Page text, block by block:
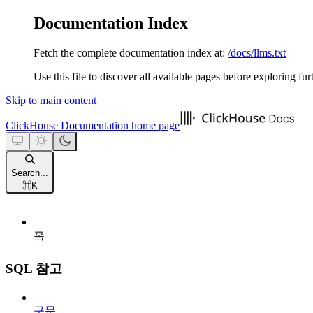
Documentation Index
Fetch the complete documentation index at: /docs/llms.txt
Use this file to discover all available pages before exploring
Skip to main content
ClickHouse Documentation home page
Search...
⌘K
홈
SQL 참고
구문